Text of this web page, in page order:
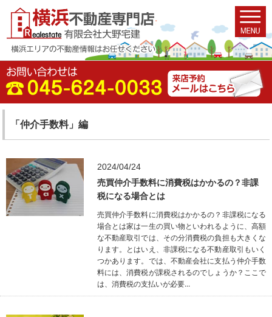
「仲介手数料」編
2024/04/24
売買仲介手数料に消費税はかかるの？非課
税になる場合とは
売買仲介手数料に消費税はかかるの？非課税になる
場合とは家は一生の買い物といわれるように、高額
な不動産取引では、その分消費税の負担も大きくな
ります。とはいえ、非課税になる不動産取引もいく
つかあります。では、不動産会社に支払う仲介手数
料には、消費税が課税されるのでしょうか？ここで
は、消費税の支払いが必要...